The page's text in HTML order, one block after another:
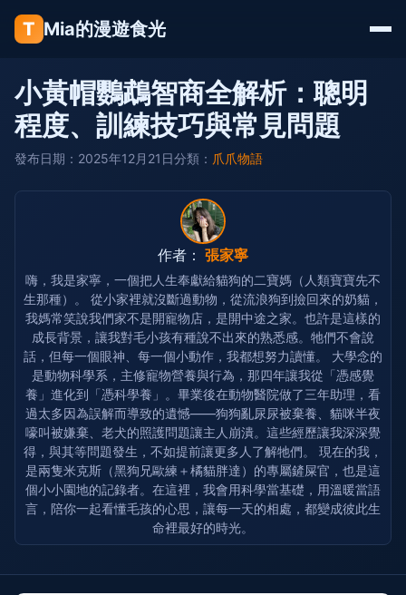
T Mia的漫遊食光
小黃帽鸚鵡智商全解析：聰明
程度、訓練技巧與常見問題
發布日期：2025年12月21日分類： 爪爪物語
作者： 張家寧
嗨，我是家寧，一個把人生奉獻給貓狗的二寶媽（人類寶寶先不
生那種）。 從小家裡就沒斷過動物，從流浪狗到撿回來的奶貓，
我媽常笑說我們家不是開寵物店，是開中途之家。也許是這樣的
成長背景，讓我對毛小孩有種說不出來的熟悉感。牠們不會說
話，但每一個眼神、每一個小動作，我都想努力讀懂。 大學念的
是動物科學系，主修寵物營養與行為，那四年讓我從「憑感覺
養」進化到「憑科學養」。畢業後在動物醫院做了三年助理，看
過太多因為誤解而導致的遺憾——狗狗亂尿尿被棄養、貓咪半夜
嚎叫被嫌棄、老犬的照護問題讓主人崩潰。這些經歷讓我深深覺
得，與其等問題發生，不如提前讓更多人了解牠們。 現在的我，
是兩隻米克斯（黑狗兄歐練＋橘貓胖達）的專屬鏟屎官，也是這
個小小園地的記錄者。在這裡，我會用科學當基礎，用溫暖當語
言，陪你一起看懂毛孩的心思，讓每一天的相處，都變成彼此生
命裡最好的時光。